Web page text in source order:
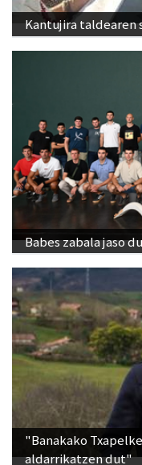
Babes zabala jaso
"Banakako
aldarrikatzen dut"